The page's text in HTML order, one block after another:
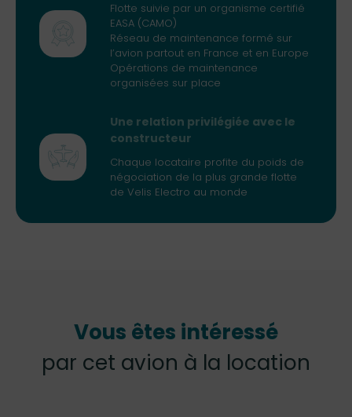
Flotte suivie par un organisme certifié
EASA (CAMO)
Réseau de maintenance formé sur
l’avion partout en France et en Europe
Opérations de maintenance
organisées sur place
Une relation privilégiée avec le
constructeur
Chaque locataire profite du poids de
négociation de la plus grande flotte
de Velis Electro au monde
Vous êtes intéressé
par cet avion à la location